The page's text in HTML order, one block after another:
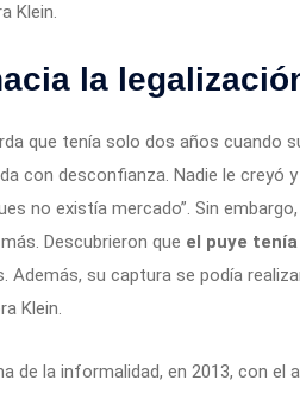
Klein.
la
que tenía solo dos años cuando
con desconfianza. Nadie le
no existía mercado”. Sin
Descubrieron que el puye
su captura se podía
Klein.
de la informalidad, en 2013, con